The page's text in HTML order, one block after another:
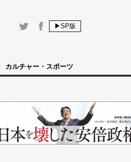
▶SP版
カルチャー・スポーツ